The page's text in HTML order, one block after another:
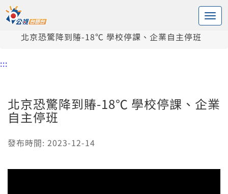
中央內容區塊
頭頁
北京恐驚降到賰-18℃ 學校停課、企業自主停班
:::
北京恐驚降到賰-18℃ 學校停課、企業
自主停班
發布時間: 2023-12-14